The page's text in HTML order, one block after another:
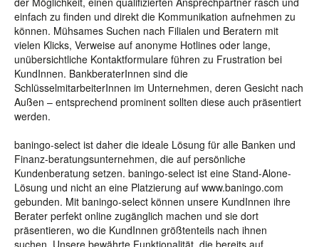
einfach zu finden und direkt die Kommunikation aufnehmen zu
können. Mühsames Suchen nach Filialen und Beratern mit
vielen Klicks, Verweise auf anonyme Hotlines oder lange,
unübersichtliche Kontaktformulare führen zu Frustration bei
KundInnen. BankberaterInnen sind die
SchlüsselmitarbeiterInnen im Unternehmen, deren Gesicht nach
Außen – entsprechend prominent sollten diese auch präsentiert
werden.
baningo-select ist daher die ideale Lösung für alle Banken und
Finanz-beratungsunternehmen, die auf persönliche
Kundenberatung setzen. baningo-select ist eine Stand-Alone-
Lösung und nicht an eine Platzierung auf www.baningo.com
gebunden. Mit baningo-select können unsere KundInnen ihre
Berater perfekt online zugänglich machen und sie dort
präsentieren, wo die KundInnen größtenteils nach ihnen
suchen. Unsere bewährte Funktionalität, die bereits auf